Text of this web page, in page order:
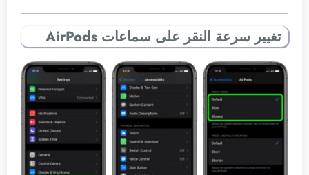
تغيير سرعة النقر على سماعات AirPods‌